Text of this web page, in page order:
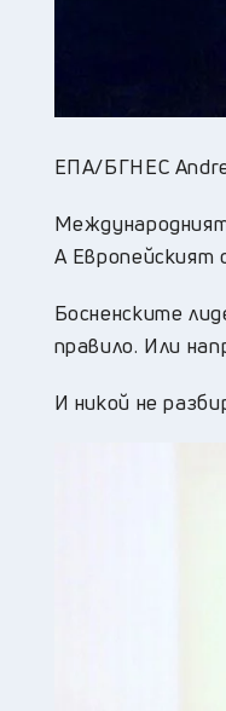
ЕПА/БГНЕС
А Европейският
Босненските
правило. Или
И никой не